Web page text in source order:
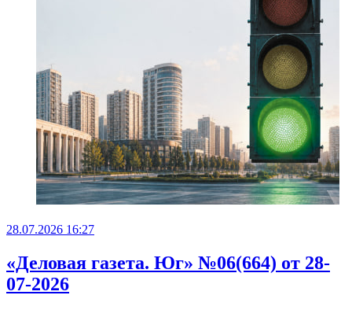
28.07.2026 16:27
«Деловая газета. Юг» №06(664) от 28-
07-2026